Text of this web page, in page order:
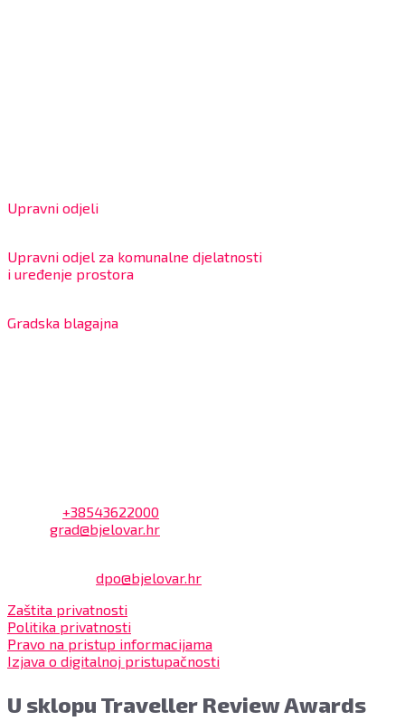
Upravni odjeli
Upravni odjel za komunalne djelatnosti
i uređenje prostora
Gradska blagajna
+38543622000
grad@bjelovar.hr
dpo@bjelovar.hr
Zaštita privatnosti
Politika privatnosti
Pravo na pristup informacijama
Izjava o digitalnoj pristupačnosti
U sklopu Traveller Review Awards